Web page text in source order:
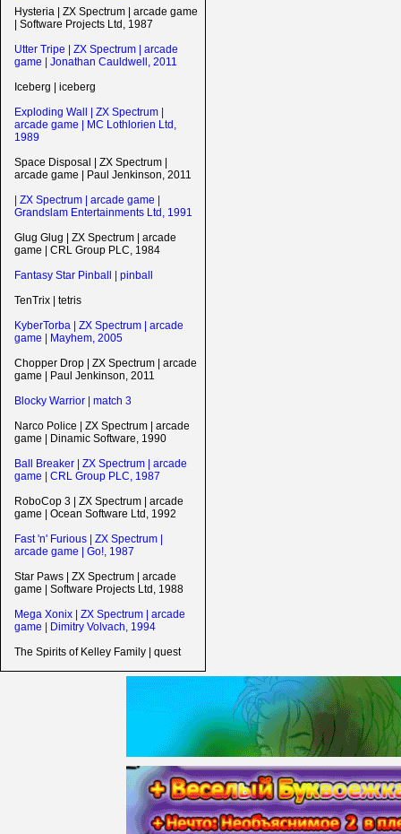
Hysteria | ZX Spectrum | arcade game
| Software Projects Ltd, 1987
Utter Tripe | ZX Spectrum | arcade
game | Jonathan Cauldwell, 2011
Iceberg | iceberg
Exploding Wall | ZX Spectrum |
arcade game | MC Lothlorien Ltd,
1989
Space Disposal | ZX Spectrum |
arcade game | Paul Jenkinson, 2011
| ZX Spectrum | arcade game |
Grandslam Entertainments Ltd, 1991
Glug Glug | ZX Spectrum | arcade
game | CRL Group PLC, 1984
Fantasy Star Pinball | pinball
TenTrix | tetris
KyberTorba | ZX Spectrum | arcade
game | Mayhem, 2005
Chopper Drop | ZX Spectrum | arcade
game | Paul Jenkinson, 2011
Blocky Warrior | match 3
Narco Police | ZX Spectrum | arcade
game | Dinamic Software, 1990
Ball Breaker | ZX Spectrum | arcade
game | CRL Group PLC, 1987
RoboCop 3 | ZX Spectrum | arcade
game | Ocean Software Ltd, 1992
Fast 'n' Furious | ZX Spectrum |
arcade game | Go!, 1987
Star Paws | ZX Spectrum | arcade
game | Software Projects Ltd, 1988
Mega Xonix | ZX Spectrum | arcade
game | Dimitry Volvach, 1994
The Spirits of Kelley Family | quest